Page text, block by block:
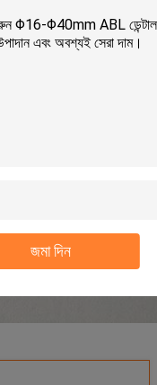
জমা দিন